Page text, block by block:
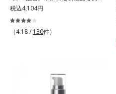
感のある肌*5 うるおいによる*6 メ
ラノサイトまで*7 シミ・ソバカス
が肌表面にあらわれること*8 L-ア
(2)*10 乾燥など
ずみずしさをサポートするために、
肌荒れ防止有効成分と速効性と持続
性、2種の保湿成分も配合し、透明
（脂性肌～普通肌）M＝しっとりタ
イプ（普通肌～乾性肌）*1 メラニ
さを目指す美容サプリメント。みん
なが目指す美しさのゴールは、透明
感でした。注目成分リポソームビタ
くが体外に排出されるというデメリ
ットが。そんなデメリットを払拭す
税込4,104円
（4.18 / 130件）